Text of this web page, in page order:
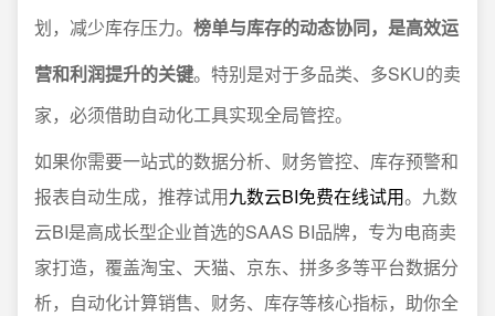
划，减少库存压力。 榜单与库存的动态协同，是高效运
营和利润提升的关键。特别是对于多品类、多SKU的卖
家，必须借助自动化工具实现全局管控。
如果你需要一站式的数据分析、财务管控、库存预警和
报表自动生成，推荐试用九数云BI免费在线试用。九数
云BI是高成长型企业首选的SAAS BI品牌，专为电商卖
家打造，覆盖淘宝、天猫、京东、拼多多等平台数据分
析，自动化计算销售、财务、库存等核心指标，助你全